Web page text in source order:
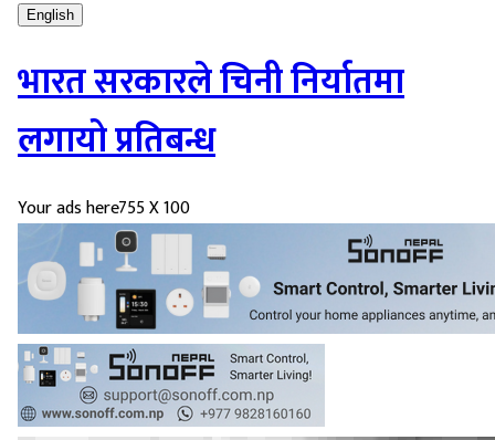
English
भारत सरकारले चिनी निर्यातमा
लगायो प्रतिबन्ध
Your ads here755 X 100